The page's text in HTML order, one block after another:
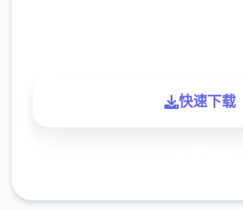
快速下载